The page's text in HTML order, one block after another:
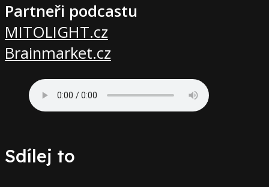
Partneři podcastu
MITOLIGHT.cz
Brainmarket.cz
Sdílej to